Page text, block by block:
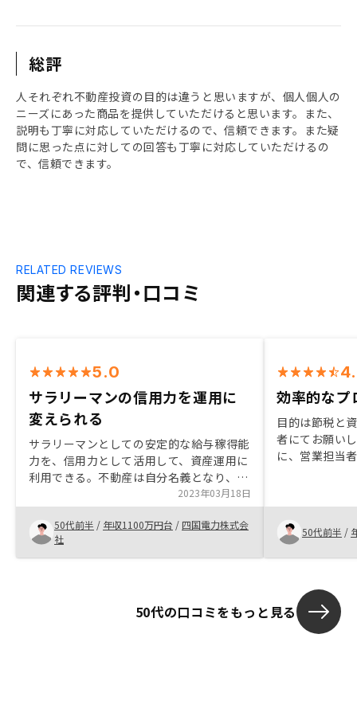
総評
人それぞれ不動産投資の目的は違うと思いますが、個人個人の
ニーズにあった商品を提供していただけると思います。また、
説明も丁寧に対応していただけるので、信頼できます。また疑
問に思った点に対しての回答も丁寧に対応していただけるの
で、信頼できます。
関連する評判・口コミ
RELATED REVIEWS
5.0
サラリーマンの信用力を運用に
変えられる
サラリーマンとしての安定的な給与稼得能
力を、信用力として活用して、資産運用に
利用できる。不動産は自分名義となり、リ
ノシーの信用力とも切り離される。不動産
は選定や手続きがややこしくて取り組みに
くかったが、全てリノシーがやってくれる
ので大変楽で、ほぼ金融商品である。若い
人ほど効果が大きいので、自分がもっと若
コンフリクトはあるため、価格が適正なの
2023年03月18日
50代前半 / 年収1100万円台 / 四国電力株式会
社
効率的なプ
目的は節税と
者にてお願い
に、営業担当
すいからです。
50代前半 /
50代の口コミをもっと見る